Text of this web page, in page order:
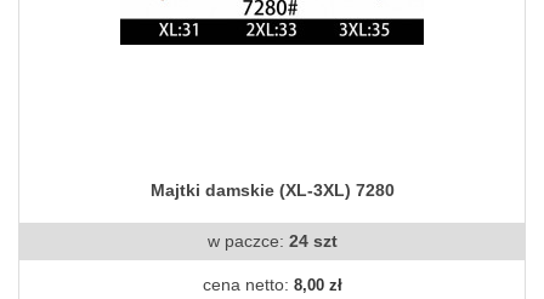
Majtki damskie (XL-3XL) 7280
w paczce: 24 szt
cena netto: 8,00 zł